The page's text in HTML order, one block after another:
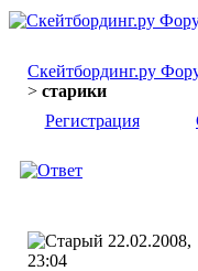
Скейтбординг.ру
> старики
Регистрация
22.02.2008,
23:04